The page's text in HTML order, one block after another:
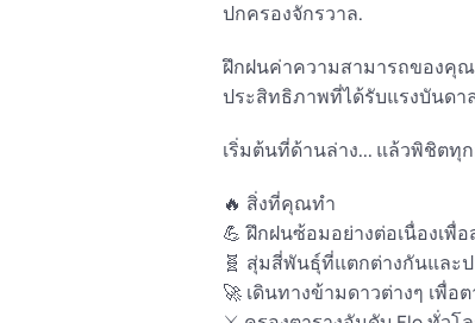
ปกครองจักรวาล.
ฝึกฝนค่าความสามารถของคุณ
ประสิทธิภาพที่ได้รับแรงบันดา
เริ่มต้นที่ด้านล่าง... แล้วพิชิตทุ
🔥 สิ่งที่คุณทำ
💪 ฝึกฝนซ้อมอย่างต่อเนื่องเพื่
🧬 สุ่มสี่พันธุ์ที่แตกต่างกันและ
🚀 เดินทางข้ามดาวต่างๆ เพื่อ